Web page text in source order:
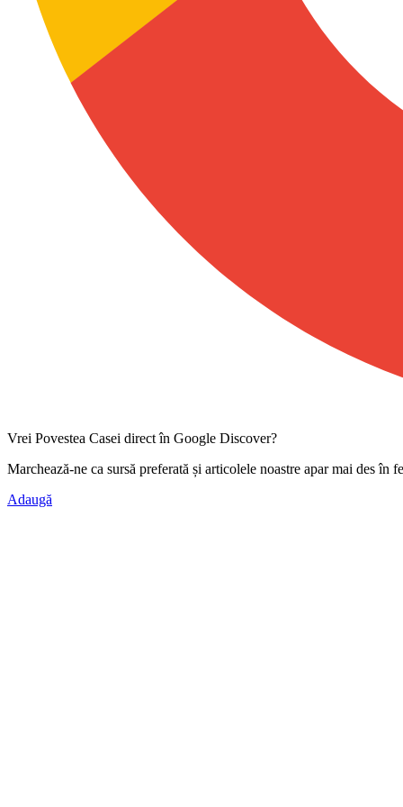
Vrei Povestea Casei direct în Google Discover?
Marchează-ne ca sursă preferată și articolele noastre apar mai des în
Adaugă